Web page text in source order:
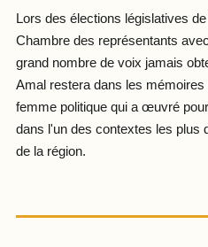
Lors des élections législatives
Chambre des représentants
grand nombre de voix jamais
Amal restera dans les
femme politique qui a œuvré
dans l'un des contextes les plus
de la région.